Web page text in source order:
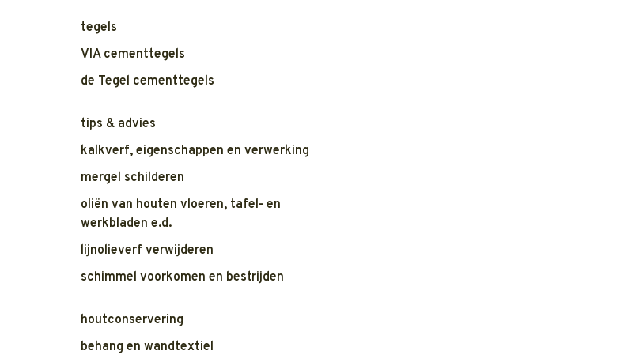
tegels
VIA cementtegels
de Tegel cementtegels
tips & advies
kalkverf, eigenschappen en verwerking
mergel schilderen
oliën van houten vloeren, tafel- en
werkbladen e.d.
lijnolieverf verwijderen
schimmel voorkomen en bestrijden
houtconservering
behang en wandtextiel